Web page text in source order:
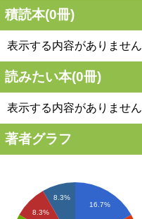
積読本(0冊)
表示する内容がありません
読みたい本(0冊)
表示する内容がありません
著者グラフ
16.7%
8.3%
8.3%